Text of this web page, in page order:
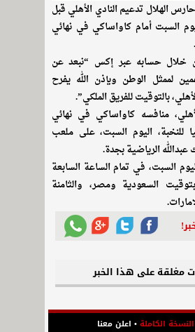
الهلال تدعيم النادي الأهلي قبل
السبت أمام كاواساكي في نهائي
خلال حسابه عبر إكس “نبعد عن
لممثل الوطن وبإذن الله يفرح
بالتوقيت للفريق الملكي”.
منافسه كاواساكي في نهائي
للنخبة، اليوم السبت، على ملعب
عبدالله الرياضية بجدة.
السبت، في تمام الساعة السابعة
السعودية ومصر، والثامنة
مغلقة على هذا الخبر
الكاملة• اعلن معنا